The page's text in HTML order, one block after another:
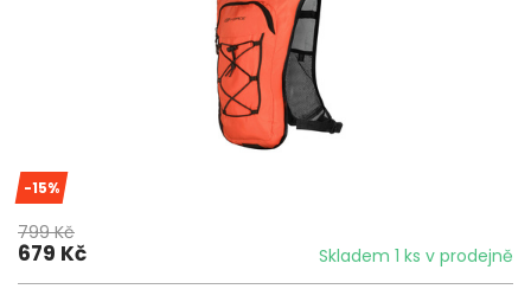
-15%
799 Kč
679 Kč Skladem 1 ks v prodejně